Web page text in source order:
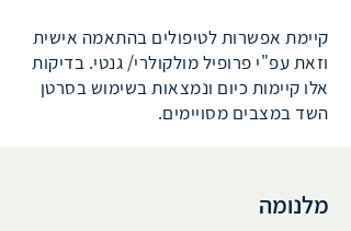
קיימת אפשרות לטיפולים בהתאמה אישית
וזאת עפ"י פרופיל מולקולרי/ גנטי. בדיקות
אלו קיימות כיום ונמצאות בשימוש בסרטן
השד במצבים מסויימים.
מלנומה